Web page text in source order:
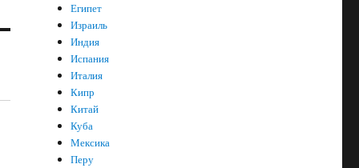
Египет
Израиль
Индия
Испания
Италия
Кипр
Китай
Куба
Мексика
Перу